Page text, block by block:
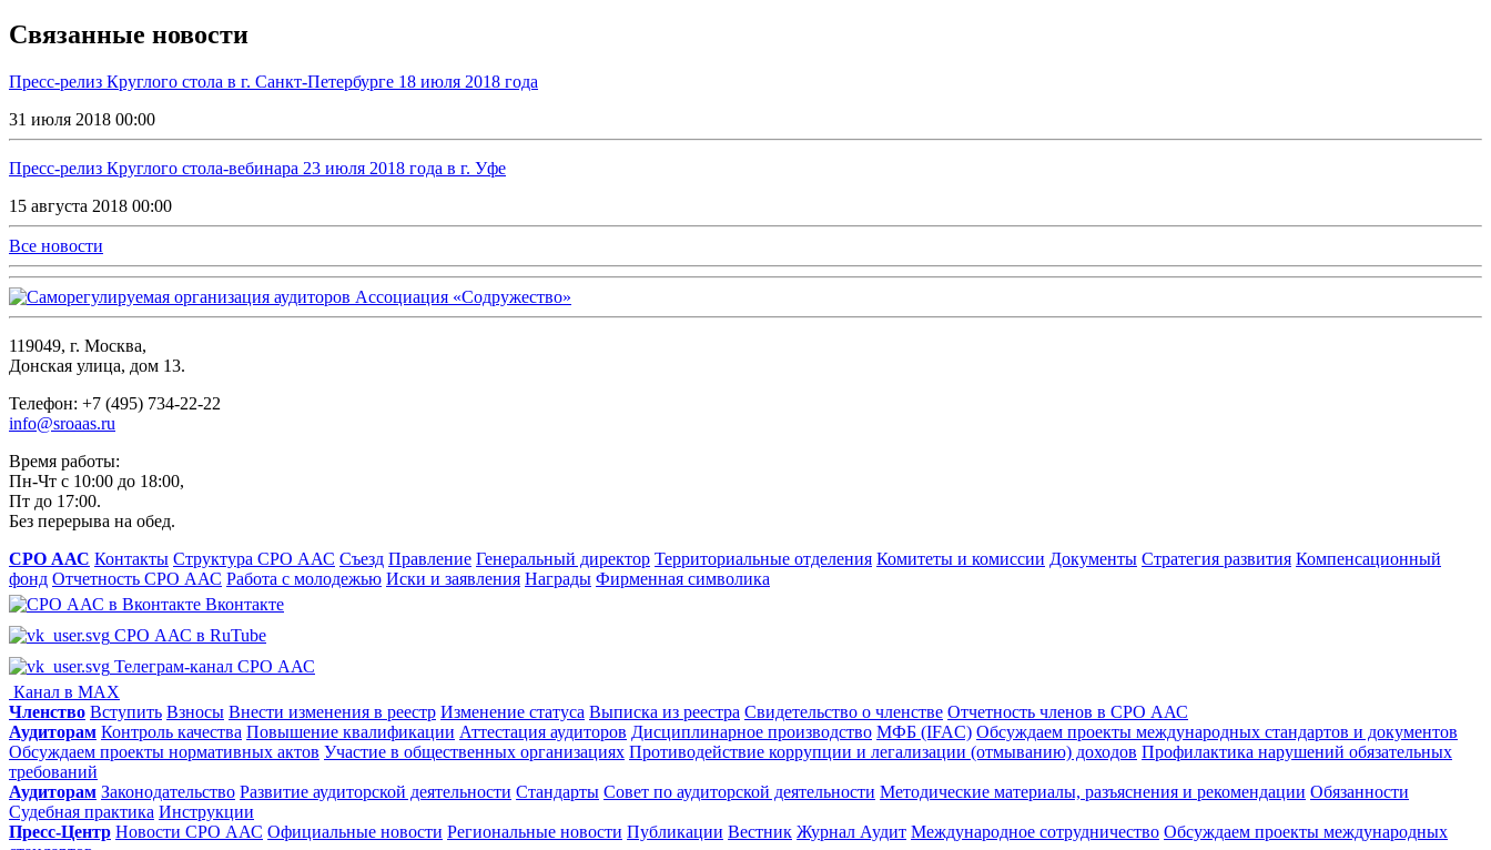
Связанные новости
Пресс-релиз Круглого стола в г. Санкт-Петербурге 18 июля 2018 года
31 июля 2018 00:00
Пресс-релиз Круглого стола-вебинара 23 июля 2018 года в г. Уфе
15 августа 2018 00:00
Все новости
119049, г. Москва,
Донская улица, дом 13.
Телефон: +7 (495) 734-22-22
info@sroaas.ru
Время работы:
Пн-Чт с 10:00 до 18:00,
Пт до 17:00.
Без перерыва на обед.
СРО ААС Контакты Структура СРО ААС Съезд Правление Генеральный директор Территориальные отделения Комитеты и комиссии Документы Стратегия развития Компенсационный
фонд Отчетность СРО ААС Работа с молодежью Иски и заявления Награды Фирменная символика
Вконтакте
СРО ААС в RuTube
Телеграм-канал СРО ААС
Канал в MAX
Членство Вступить Взносы Внести изменения в реестр Изменение статуса Выписка из реестра Свидетельство о членстве Отчетность членов в СРО ААС
Аудиторам Контроль качества Повышение квалификации Аттестация аудиторов Дисциплинарное производство МФБ (IFAC) Обсуждаем проекты международных стандартов и документов
Обсуждаем проекты нормативных актов Участие в общественных организациях Противодействие коррупции и легализации (отмыванию) доходов Профилактика нарушений обязательных
требований
Аудиторам Законодательство Развитие аудиторской деятельности Стандарты Совет по аудиторской деятельности Методические материалы, разъяснения и рекомендации Обязанности
Судебная практика Инструкции
Пресс-Центр Новости СРО ААС Официальные новости Региональные новости Публикации Вестник Журнал Аудит Международное сотрудничество Обсуждаем проекты международных